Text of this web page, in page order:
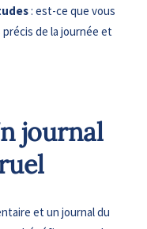
: est-ce que vous
de la journée et
journal
et un journal du